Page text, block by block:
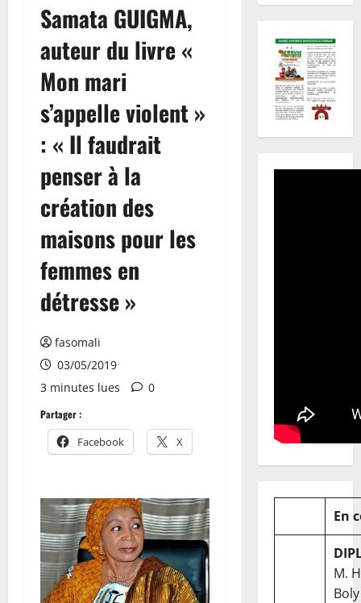
Samata GUIGMA,
auteur du livre «
Mon mari
s’appelle violent »
: « Il faudrait
penser à la
création des
maisons pour les
femmes en
détresse »
fasomali
03/05/2019
3 minutes lues
0
Partager :
Facebook X
En
M.
Boly